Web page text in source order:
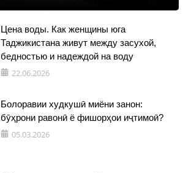
Цена воды. Как женщины юга
Таджикистана живут между засухой,
бедностью и надеждой на воду
22.06.2026
Болоравии худкушӣ миёни занон:
бӯҳрони равонӣ ё фишорҳои иҷтимоӣ?
05.03.2026